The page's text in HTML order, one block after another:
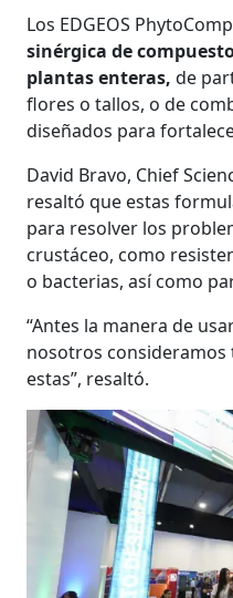
Los EDGEOS
sinérgica de
plantas enteras,de
flores o tallos, o de
diseñados para
David Bravo, Chief
resaltó que estas
para resolver los
crustáceo, como
o bacterias, así como
“Antes la manera de
nosotros consideramos
estas”, resaltó.